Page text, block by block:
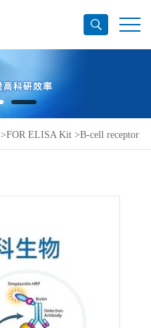
>FOR ELISA Kit >B-cell receptor